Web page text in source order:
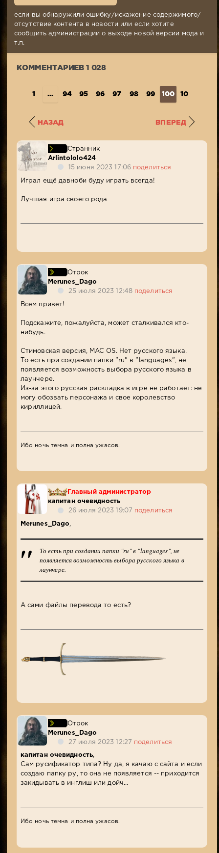
Комментариев:
1
028
если вы обнаружили ошибку/искажение содержимого/
отсутствие контента в новости или если хотите
сообщить администрации о выходе новой версии мода и
т.п.
КОММЕНТАРИЕВ 1 028
1 ... 94 95 96 97 98 99 100 101
НАЗАД ВПЕРЕД
Странник
Arlintololo424
15 июня 2023 17:06 поделиться
Играл ещё давноби буду играть всегда!
Лучшая игра своего рода
Отрок
Merunes_Dago
25 июля 2023 12:48 поделиться
Всем привет!
Подскажите, пожалуйста, может сталкивался кто-
нибудь.
Стимовская версия, MAC OS. Нет русского языка.
То есть при создании папки "ru" в "languages", не
появляется возможность выбора русского языка в
лаунчере.
Из-за этого русская раскладка в игре не работает: не
могу обозвать персонажа и свое королевство
кириллицей.
Ибо ночь темна и полна ужасов.
Главный администратор
капитан очевидность
26 июля 2023 19:07 поделиться
Merunes_Dago
То есть при создании папки "ru" в "languages", не
появляется возможность выбора русского языка в
лаунчере.
А сами файлы перевода то есть?
Отрок
Merunes_Dago
27 июля 2023 12:27 поделиться
капитан очевидность,
Сам русификатор типа? Ну да, я качаю с сайта и если
создаю папку ру, то она не появляется -- приходится
закидывать в инглиш или дойч...
Ибо ночь темна и полна ужасов.